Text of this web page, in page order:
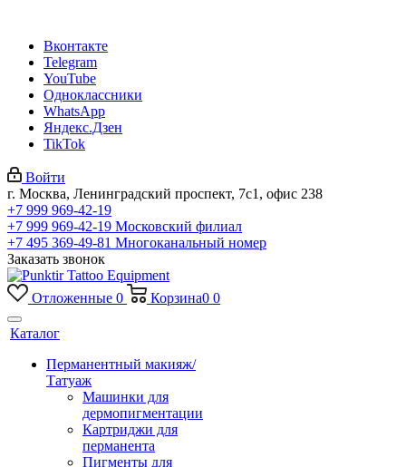
Вконтакте
Telegram
YouTube
Одноклассники
WhatsApp
Яндекс.Дзен
TikTok
Войти
г. Москва, Ленинградский проспект, 7с1, офис 238
+7 999 969-42-19
+7 999 969-42-19 Московский филиал
+7 495 369-49-81 Многоканальный номер
Заказать звонок
Отложенные 0 Корзина0 0
Каталог
Перманентный макияж/
Татуаж
Машинки для
дермопигментации
Картриджи для
перманента
Пигменты для